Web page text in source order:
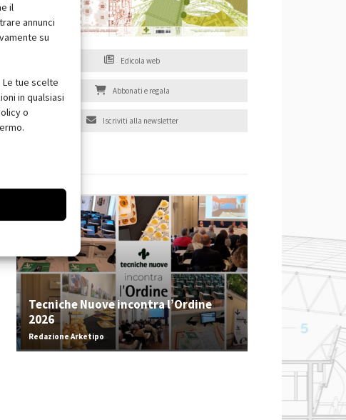
il
annunci
su
tue scelte
in qualsiasi
o
Edicola web
Abbonati e regala
Iscriviti alla newsletter
Tecniche Nuove incontra l’Ordine
2026
Redazione Arketipo